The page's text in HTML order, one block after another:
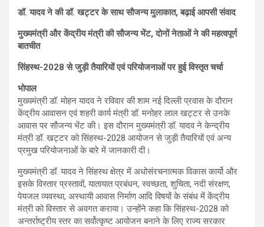
डॉ. यादव ने की डॉ. खट्टर के साथ सौजन्य मुलाकात, बढ़ाई आपसी संवाद
मुख्यमंत्री और केंद्रीय मंत्री की सौजन्य भेंट, दोनों नेताओं ने की महत्वपूर्ण
बातचीत
सिंहस्थ-2028 से जुड़ी तैयारियों एवं परियोजनाओं पर हुई विस्तृत चर्चा
भोपाल
मुख्यमंत्री डॉ. मोहन यादव ने रविवार की शाम नई दिल्ली प्रवास के दौरान
केंद्रीय आवासन एवं शहरी कार्य मंत्री डॉ. मनोहर लाल खट्टर से उनके
आवास पर सौजन्य भेंट की। इस दौरान मुख्यमंत्री डॉ. यादव ने केन्द्रीय
मंत्री डॉ. खट्टर को सिंहस्थ-2028 आयोजन से जुड़ी तैयारियों एवं अन्य
प्रमुख परियोजनाओं के बारे में जानकारी दी।
मुख्यमंत्री डॉ. यादव ने सिंहस्थ क्षेत्र में अधोसंरचनात्मक विकास कार्यो और
इसके विस्तार प्रस्तावों, यातायात प्रबंधन, स्वच्छता, शुचिता, नदी संरक्षण,
पेयजल व्यवस्था, अस्थायी आवास निर्माण आदि विषयों के संबंध में केंद्रीय
मंत्री को विस्तार से अवगत कराया। उन्होंने कहा कि सिंहस्थ-2028 को
अन्तर्राष्ट्रीय स्तर का सर्वोत्कृष्ट आयोजन बनाने के लिए राज्य सरकार